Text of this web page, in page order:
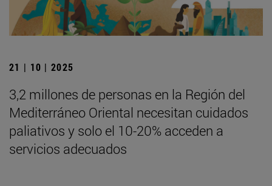
21 | 10 | 2025
3,2 millones de personas en la Región del
Mediterráneo Oriental necesitan cuidados
paliativos y solo el 10-20% acceden a
servicios adecuados